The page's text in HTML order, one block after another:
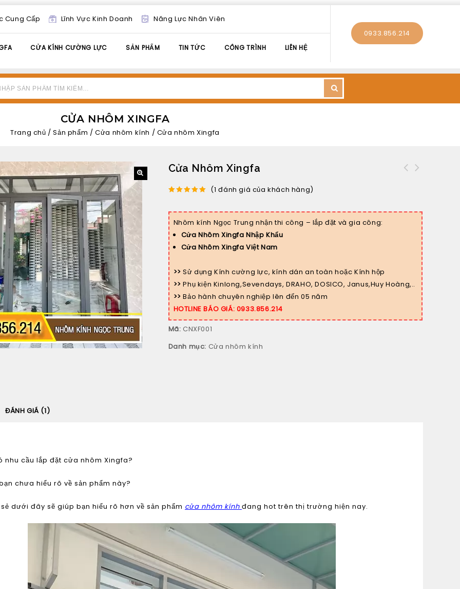
Cung Cấp Lĩnh Vực Kinh Doanh Năng Lực Nhân Viên
CỬA KÍNH CƯỜNG LỰC SẢN PHẨM TIN TỨC CÔNG TRÌNH LIÊN HỆ
0933.856.214
CỬA NHÔM XINGFA
Trang chủ /Sản phẩm /Cửa nhôm kính / Cửa nhôm Xingfa
🔍
Cửa Nhôm Xingfa
(1 đánh giá của khách hàng)
Nhôm kính Ngọc Trung nhận thi công – lắp đặt và gia công:
Cửa Nhôm Xingfa Nhập Khẩu
Cửa Nhôm Xingfa Việt Nam
>> Sử dụng Kính cường lực, kính dán an toàn hoặc Kính hộp
>> Phụ kiện Kinlong,Sevendays, DRAHO, DOSICO, Janus,Huy Hoàng,..
>> Bảo hành chuyên nghiệp lên đến 05 năm
HOTLINE BÁO GIÁ: 0933.856.214
Mã:CNXF001
Danh mục: Cửa nhôm kính
ĐÁNH GIÁ (1)
nhu cầu lắp đặt cửa nhôm Xingfa?
chưa hiểu rõ về sản phẩm này?
dưới đây sẽ giúp bạn hiểu rõ hơn về sản phẩm cửa nhôm kính đang hot trên thị trường hiện nay.